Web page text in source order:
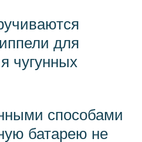
для
чугунных
способами
батарею не